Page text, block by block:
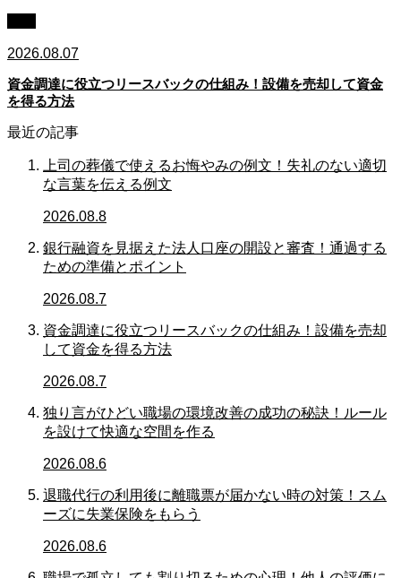
2026.08.07
資金調達に役立つリースバックの仕組み！設備を売却して資金
を得る方法
最近の記事
上司の葬儀で使えるお悔やみの例文！失礼のない適切
な言葉を伝える例文
2026.08.8
銀行融資を見据えた法人口座の開設と審査！通過する
ための準備とポイント
2026.08.7
資金調達に役立つリースバックの仕組み！設備を売却
して資金を得る方法
2026.08.7
独り言がひどい職場の環境改善の成功の秘訣！ルール
を設けて快適な空間を作る
2026.08.6
退職代行の利用後に離職票が届かない時の対策！スム
ーズに失業保険をもらう
2026.08.6